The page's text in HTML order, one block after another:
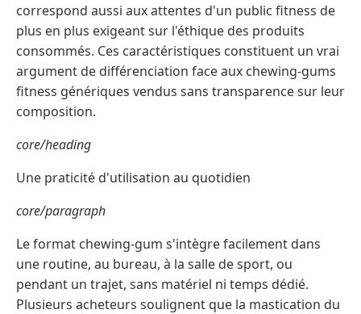
correspond aussi aux attentes d'un public fitness de
plus en plus exigeant sur l'éthique des produits
consommés. Ces caractéristiques constituent un vrai
argument de différenciation face aux chewing-gums
fitness génériques vendus sans transparence sur leur
composition.
core/heading
Une praticité d'utilisation au quotidien
core/paragraph
Le format chewing-gum s'intègre facilement dans
une routine, au bureau, à la salle de sport, ou
pendant un trajet, sans matériel ni temps dédié.
Plusieurs acheteurs soulignent que la mastication du